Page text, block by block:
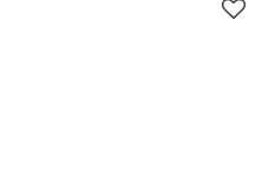
till i favoriter